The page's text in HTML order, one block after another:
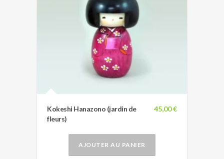
45,00 €
Kokeshi Hanazono (jardin de
fleurs)
AJOUTER AU PANIER